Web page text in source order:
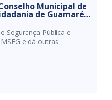
Municipal de
de Guamaré –
Segurança Pública e
e dá outras